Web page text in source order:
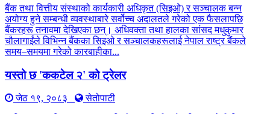
बैंक तथा वित्तीय संस्थाको कार्यकारी अधिकृत (सिइओ) र सञ्चालक बन्न
अयोग्य हुने सम्बन्धी व्यवस्थाबारे सर्वोच्च अदालतले गरेको एक फैसलापछि
बैंकरहरू तनावमा देखिएका छन्। अधिवक्ता तथा हालका सांसद मधुकुमार
चौलागाईंले विभिन्न बैंकका सिइओ र सञ्चालकहरूलाई नेपाल राष्ट्र बैंकले
समय–समयमा गरेको कारबाहीका...
यस्तो छ 'ककटेल २' को ट्रेलर
जेठ १९, २०८३
सेतोपाटी